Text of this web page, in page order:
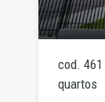
cod.
quartos